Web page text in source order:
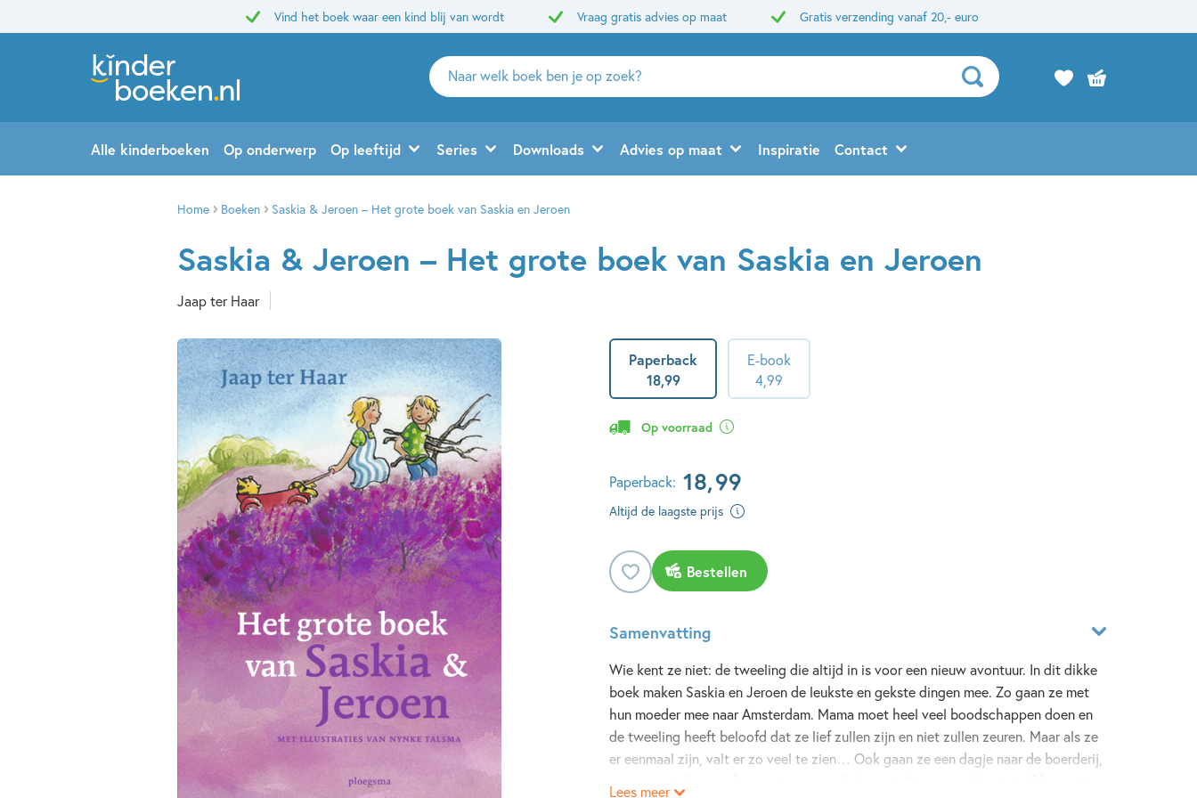
Vind het boek waar een kind blij van wordt Vraag gratis advies op maat Gratis verzending vanaf 20,- euro
Zoeken
naar
en
uitgevers
Alle kinderboeken Op onderwerp Op leeftijd Series Downloads Advies op maat Inspiratie Contact
Home Boeken Saskia & Jeroen – Het grote boek van Saskia en Jeroen
Saskia & Jeroen – Het grote boek van Saskia en Jeroen
Jaap ter Haar
Paperback
18,99
E-book
499
Op voorraad
Paperback: 18,99
Altijd de laagste prijs
Bestellen
Samenvatting
Wie kent ze niet: de tweeling die altijd in is voor een nieuw avontuur. In dit dikke
boek maken Saskia en Jeroen de leukste en gekste dingen mee. Zo gaan ze met
hun moeder mee naar Amsterdam. Mama moet heel veel boodschappen doen en
de tweeling heeft beloofd dat ze lief zullen zijn en niet zullen zeuren. Maar als ze
er eenmaal zijn, valt er zo veel te zien… Ook gaan ze een dagje naar de boerderij,
Lees meer